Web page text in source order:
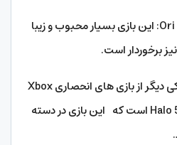
11- Ori and the Blind Forest: این بازی بسیار محبوب و زیبا
برخوردار است.
12- Halo 5: Guardians: یکی دیگر از بازی های انحصاری Xbox
بازی محبوب Halo 5: Guardians است که این بازی در دسته